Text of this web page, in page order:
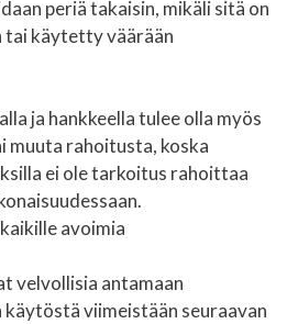
periä takaisin, mikäli sitä on
tai käytetty väärään
ja hankkeella tulee olla myös
rahoitusta, koska
ei ole tarkoitus rahoittaa
avoimia
velvollisia antamaan
viimeistään seuraavan